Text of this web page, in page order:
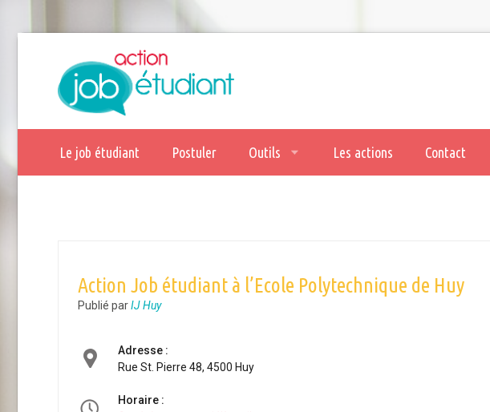
Le job étudiant Postuler Outils Les actions Contact
Action Job étudiant à l’Ecole Polytechnique de Huy
Publié par IJ Huy
Adresse :
Rue St. Pierre 48, 4500 Huy
Horaire :